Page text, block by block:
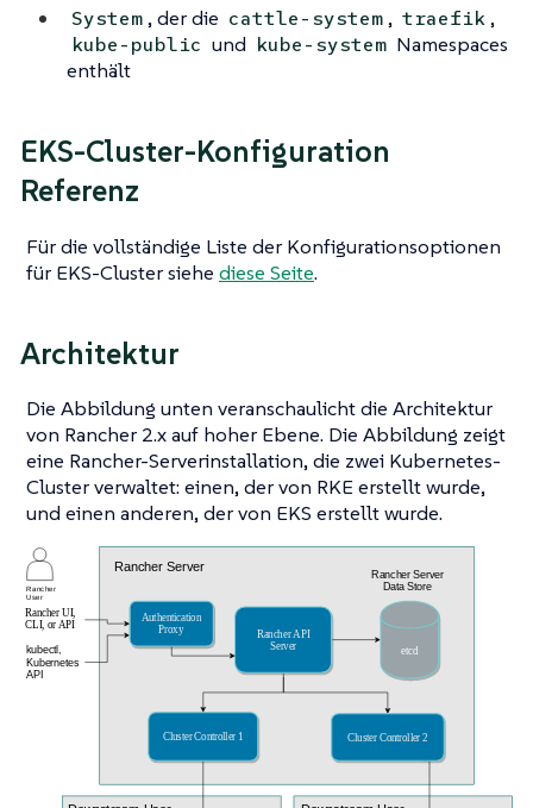
System, der die cattle-system, traefik,
kube-public und kube-system Namespaces
enthält
EKS-Cluster-Konfiguration
Referenz
Für die vollständige Liste der Konfigurationsoptionen
für EKS-Cluster siehe diese Seite.
Architektur
Die Abbildung unten veranschaulicht die Architektur
von Rancher 2.x auf hoher Ebene. Die Abbildung zeigt
eine Rancher-Serverinstallation, die zwei Kubernetes-
Cluster verwaltet: einen, der von RKE erstellt wurde,
und einen anderen, der von EKS erstellt wurde.